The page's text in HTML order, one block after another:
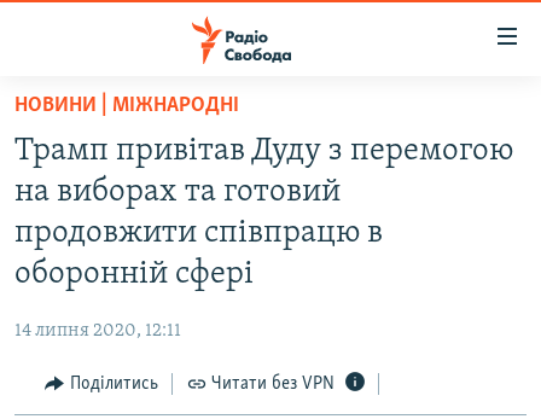
Перейти
основного
матеріалу
до
основної
Перейти
пошуку
ВСЕ ЗА ДОБУ
ПОЛІТИКА
КУЛЬТУРА
ВІЙНА
ДОНБАС.РЕАЛІЇ
КРИМ.РЕАЛІЇ
НОВИНИ | МІЖНАРОДНІ
Трамп привітав Дуду з перемогою
на виборах та готовий
продовжити співпрацю в
оборонній сфері
14 липня 2020, 12:11
Поділитись Читати без VPN